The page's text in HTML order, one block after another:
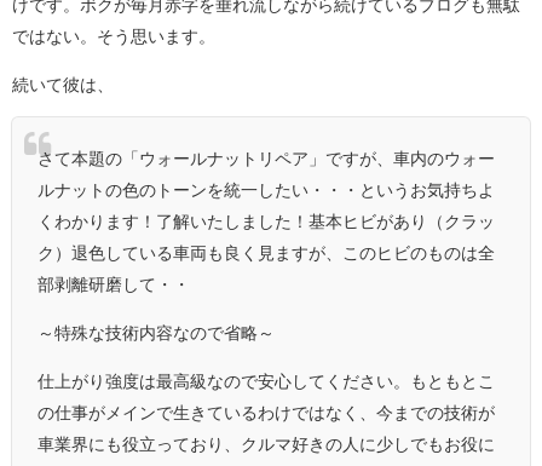
けです。ボクが毎月赤字を垂れ流しながら続けているブログも無駄
ではない。そう思います。
続いて彼は、
さて本題の「ウォールナットリペア」ですが、車内のウォー
ルナットの色のトーンを統一したい・・・というお気持ちよ
くわかります！了解いたしました！基本ヒビがあり（クラッ
ク）退色している車両も良く見ますが、このヒビのものは全
部剥離研磨して・・
～特殊な技術内容なので省略～
仕上がり強度は最高級なので安心してください。もともとこ
の仕事がメインで生きているわけではなく、今までの技術が
車業界にも役立っており、クルマ好きの人に少しでもお役に